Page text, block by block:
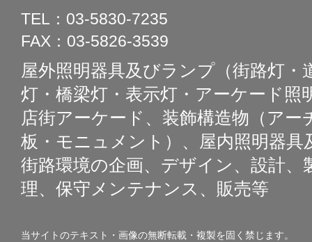
TEL：03-5830-7235
FAX：03-5826-3539
屋外照明器具及びランプ（街路灯・
灯・橋梁灯・表示灯・アーケード照
店街アーケード、装飾構造物（アー
板・モニュメント）、屋内照明器具
街路環境の企画、デザイン、設計、
理、保守メンテナンス、販売等
当サイトのテキスト・画像の無断転載・複製を固く禁じます。